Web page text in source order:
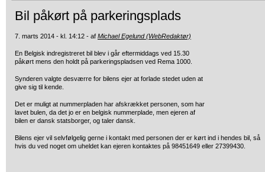
Bil påkørt på parkeringsplads
7. marts 2014 - kl. 14:12 - af Michael Egelund (WebRedaktør)
En Belgisk indregistreret bil blev i går eftermiddags ved 15.30
påkørt mens den holdt på parkeringspladsen ved Rema 1000.
Synderen valgte desværre for bilens ejer at forlade stedet uden at
give sig til kende.
Det er muligt at nummerpladen har afskrækket personen, som har
lavet bulen, da det jo er en belgisk nummerplade, men ejeren af
bilen er dansk statsborger, og taler dansk.
Bilens ejer vil selvfølgelig gerne i kontakt med personen der er kørt ind i hendes bil, så
hvis du ved noget om uheldet kan ejeren kontaktes på 98451649 eller 27399430.